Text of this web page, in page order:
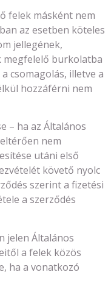
felek másként nem
az esetben köteles
jellegének,
megfelelő burkolatba
csomagolás, illetve a
hozzáférni nem
– ha az Általános
nem
utáni első
követő nyolc
szerint a fizetési
a szerződés
jelen Általános
a felek közös
ha a vonatkozó